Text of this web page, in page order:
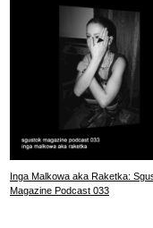
Inga Malkowa aka Raketka:
Magazine Podcast 033